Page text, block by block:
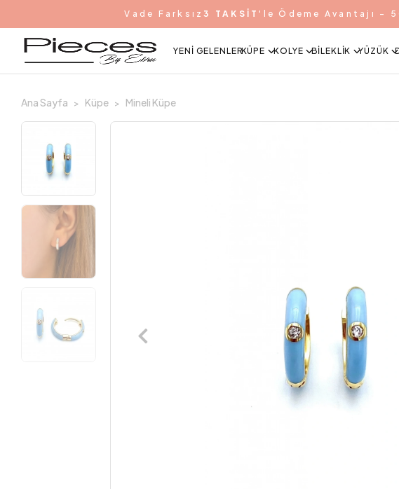
Vade Farksız 3 TAKSİT 'le Ödeme Avantajı -
YENI GELENLERKÜPE KOLYE BILEKLIK YÜZÜK
Ana Sayfa Küpe Mineli Küpe